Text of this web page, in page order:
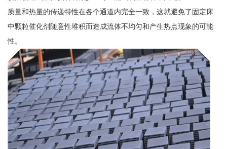
质量和热量的传递特性在各个通道内完全一致，这就避免了固定床
中颗粒催化剂随意性堆积而造成流体不均匀和产生热点现象的可能
性。